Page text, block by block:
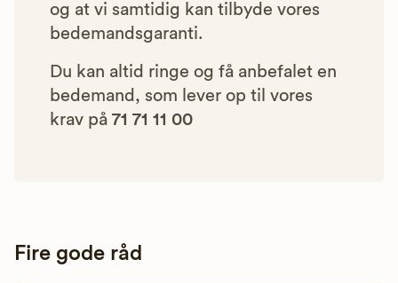
og at vi samtidig kan tilbyde vores
bedemandsgaranti.
Du kan altid ringe og få anbefalet en
bedemand, som lever op til vores
krav på 71 71 11 00
Fire gode råd